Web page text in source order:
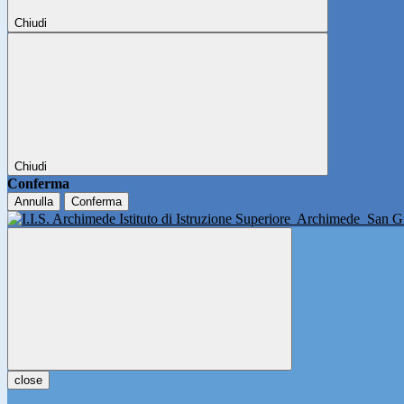
Chiudi
Chiudi
Conferma
Annulla Conferma
Istituto di Istruzione Superiore Archimede San
close